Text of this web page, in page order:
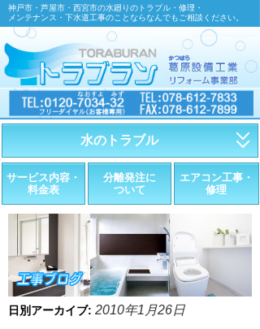
神戸市・芦屋市・西宮市の水廻りのトラブル・修理・
メンテナンス・下水道工事のことならなんでもご相談ください。
水のトラブル
・トイレが詰まったら
・トイレが漏れたら
・水道管が漏れたら
・排水が詰まったら
・悪臭調査
サービス内容・
料金表
分離発注に
ついて
エアコン工事・
修理
日別アーカイブ: 2010年1月26日